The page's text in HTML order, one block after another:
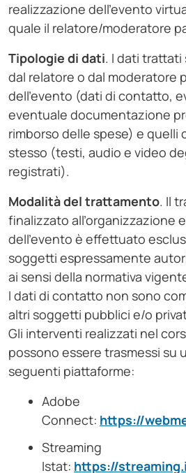
realizzazione dell’evento
quale il relatore/moderatore
Tipologie di dati. I dati
dal relatore o dal moderatore
dell’evento (dati di contatto,
eventuale documentazione
rimborso delle spese) e quelli
stesso (testi, audio e video
registrati).
Modalità del trattamento. Il
finalizzato all’organizzazione
dell’evento è effettuato
soggetti espressamente
ai sensi della normativa
I dati di contatto non sono
altri soggetti pubblici e/o
Gli interventi realizzati nel
possono essere trasmessi su
seguenti piattaforme:
Adobe
Connect: https://
Streaming
Istat: https://